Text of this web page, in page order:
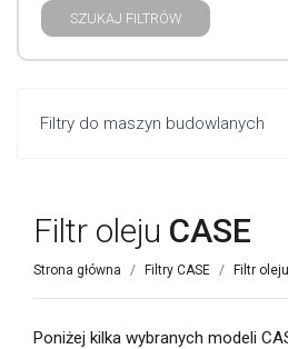
SZUKAJ FILTRÓW
Filtry do maszyn budowlanych
Filtr oleju CASE
Strona główna Filtry CASE Filtr
Poniżej kilka wybranych modeli